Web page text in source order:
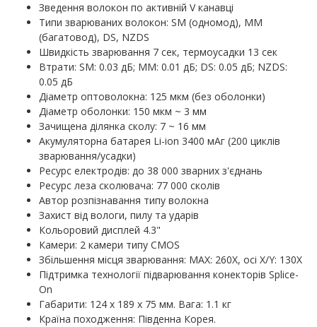
Зведення волокон по активній V канавці
Типи зварюваних волокон: SM (одномод), MM
(багатовод), DS, NZDS
Швидкість зварювання 7 сек, термоусадки 13 сек
Втрати: SM: 0.03 дБ; MM: 0.01 дБ; DS: 0.05 дБ; NZDS:
0.05 дБ
Діаметр оптоволокна: 125 мкм (без оболонки)
Діаметр оболонки: 150 мкм ~ 3 мм
Зачищена ділянка сколу: 7 ~ 16 мм
Акумуляторна батарея Li-ion 3400 мАг (200 циклів
зварювання/усадки)
Ресурс електродів: до 38 000 зварних з'єднань
Ресурс леза сколювача: 77 000 сколів
Автор розпізнавання типу волокна
Захист від вологи, пилу та ударів
Кольоровий дисплей 4.3"
Камери: 2 камери типу CMOS
Збільшення місця зварювання: MAX: 260X, осі X/Y: 130X
Підтримка технології підварювання конекторів Splice-
On
Габарити: 124 х 189 х 75 мм. Вага: 1.1 кг
Країна походження: Південна Корея.